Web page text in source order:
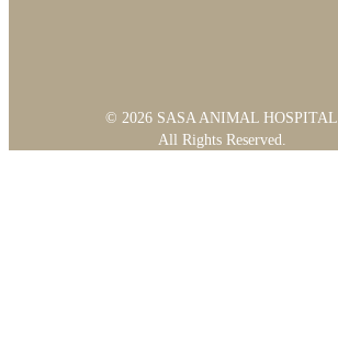
© 2026 SASA ANIMAL HOSPITAL
All Rights Reserved.